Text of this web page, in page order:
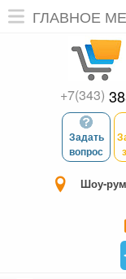
ГЛАВНОЕ
+7(343)
Задать
вопрос
Шоу-